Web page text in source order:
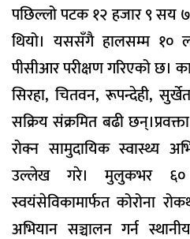
पछिल्लो पटक १२ हजार ९ सय
थियो। यससँगै हालसम्म
पीसीआर परीक्षण गरिएको छ।
सिरहा, चितवन, रूपन्देही,
सक्रिय संक्रमित बढी
रोक्न सामुदायिक स्वास्थ्य
उल्लेख गरे। मुलुकभर ६०
स्वयंसेविकामार्फत कोरोना
अभियान सञ्चालन गर्न